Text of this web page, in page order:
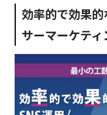
効率的で効果
サーマーケテ